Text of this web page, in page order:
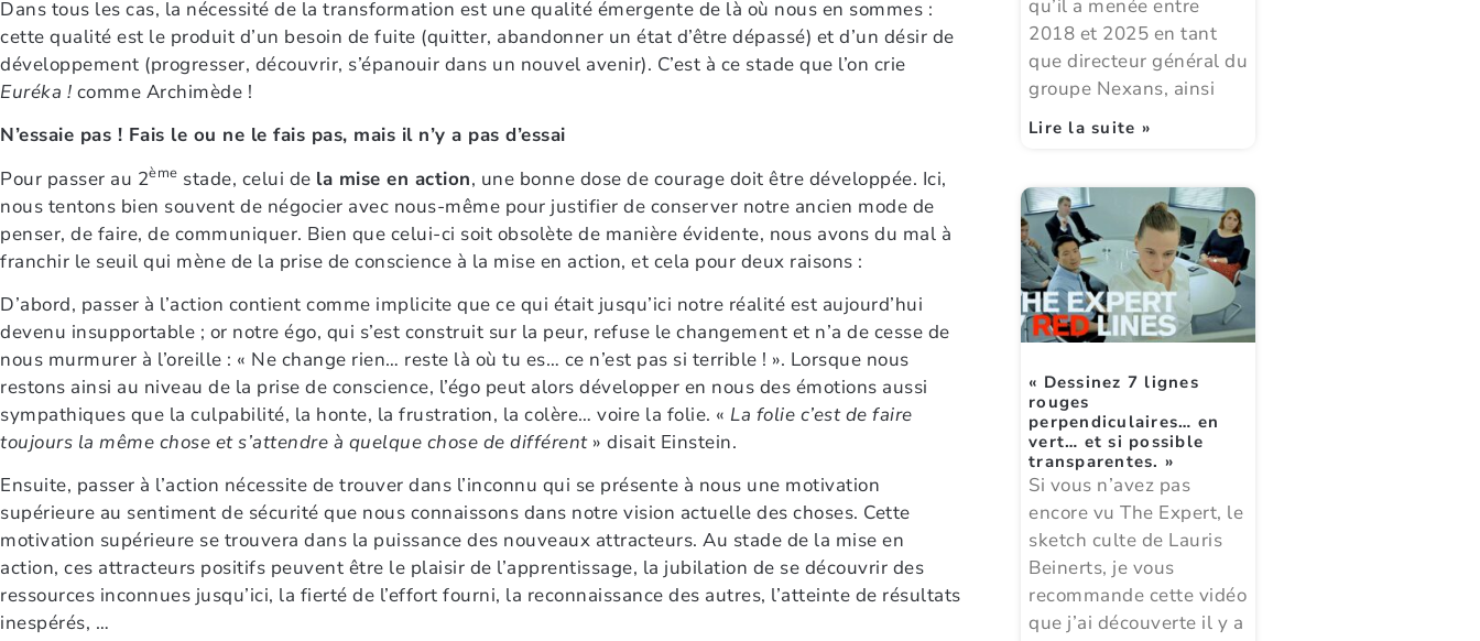
Dans tous les cas, la nécessité de la transformation est une qualité émergente de là où nous en sommes :
cette qualité est le produit d’un besoin de fuite (quitter, abandonner un état d’être dépassé) et d’un désir de
développement (progresser, découvrir, s’épanouir dans un nouvel avenir). C’est à ce stade que l’on crie
Euréka ! comme Archimède !
N’essaie pas ! Fais le ou ne le fais pas, mais il n’y a pas d’essai
Pour passer au 2ème stade, celui de la mise en action, une bonne dose de courage doit être développée. Ici,
nous tentons bien souvent de négocier avec nous-même pour justifier de conserver notre ancien mode de
penser, de faire, de communiquer. Bien que celui-ci soit obsolète de manière évidente, nous avons du mal à
franchir le seuil qui mène de la prise de conscience à la mise en action, et cela pour deux raisons :
D’abord, passer à l’action contient comme implicite que ce qui était jusqu’ici notre réalité est aujourd’hui
devenu insupportable ; or notre égo, qui s’est construit sur la peur, refuse le changement et n’a de cesse de
nous murmurer à l’oreille : « Ne change rien… reste là où tu es… ce n’est pas si terrible ! ». Lorsque nous
restons ainsi au niveau de la prise de conscience, l’égo peut alors développer en nous des émotions aussi
sympathiques que la culpabilité, la honte, la frustration, la colère… voire la folie. « La folie c’est de faire
toujours la même chose et s’attendre à quelque chose de différent» disait Einstein.
Ensuite, passer à l’action nécessite de trouver dans l’inconnu qui se présente à nous une motivation
supérieure au sentiment de sécurité que nous connaissons dans notre vision actuelle des choses. Cette
motivation supérieure se trouvera dans la puissance des nouveaux attracteurs. Au stade de la mise en
action, ces attracteurs positifs peuvent être le plaisir de l’apprentissage, la jubilation de se découvrir des
ressources inconnues jusqu’ici, la fierté de l’effort fourni, la reconnaissance des autres, l’atteinte de résultats
inespérés, …
qu’il a menée entre
2018 et 2025 en tant
que directeur général du
groupe Nexans, ainsi
Lire la suite »
« Dessinez 7 lignes
rouges
perpendiculaires… en
vert… et si possible
transparentes. »
Si vous n’avez pas
encore vu The Expert, le
sketch culte de Lauris
Beinerts, je vous
recommande cette vidéo
que j’ai découverte il y a